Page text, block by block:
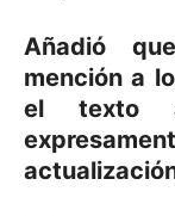
Añadió
mención a
el texto